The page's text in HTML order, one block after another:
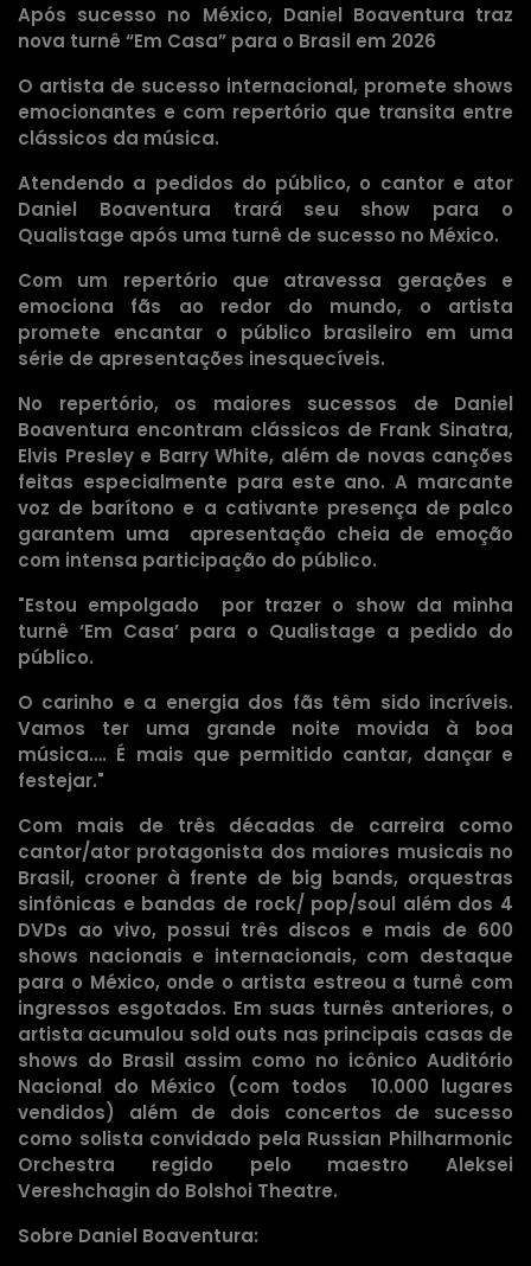
Após sucesso no México, Daniel Boaventura traz
nova turnê “Em Casa” para o Brasil em 2026
O artista de sucesso internacional, promete shows
emocionantes e com repertório que transita entre
clássicos da música.
Atendendo a pedidos do público, o cantor e ator
Daniel Boaventura trará seu show para o
Qualistage após uma turnê de sucesso no México.
Com um repertório que atravessa gerações e
emociona fãs ao redor do mundo, o artista
promete encantar o público brasileiro em uma
série de apresentações inesquecíveis.
No repertório, os maiores sucessos de Daniel
Boaventura encontram clássicos de Frank Sinatra,
Elvis Presley e Barry White, além de novas canções
feitas especialmente para este ano. A marcante
voz de barítono e a cativante presença de palco
garantem uma apresentação cheia de emoção
com intensa participação do público.
"Estou empolgado por trazer o show da minha
turnê ‘Em Casa’ para o Qualistage a pedido do
público.
O carinho e a energia dos fãs têm sido incríveis.
Vamos ter uma grande noite movida à boa
música…. É mais que permitido cantar, dançar e
festejar."
Com mais de três décadas de carreira como
cantor/ator protagonista dos maiores musicais no
Brasil, crooner à frente de big bands, orquestras
sinfônicas e bandas de rock/ pop/soul além dos 4
DVDs ao vivo, possui três discos e mais de 600
shows nacionais e internacionais, com destaque
para o México, onde o artista estreou a turnê com
ingressos esgotados. Em suas turnês anteriores, o
artista acumulou sold outs nas principais casas de
shows do Brasil assim como no icônico Auditório
Nacional do México (com todos 10.000 lugares
vendidos) além de dois concertos de sucesso
como solista convidado pela Russian Philharmonic
Orchestra regido pelo maestro Aleksei
Vereshchagin do Bolshoi Theatre.
Sobre Daniel Boaventura: